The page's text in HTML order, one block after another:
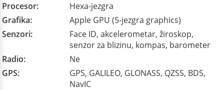
Procesor:
Hexa-jezgra
Grafika:
Apple GPU (5-jezgra graphics)
Senzori:
Face ID, akcelerometar, žiroskop,
senzor za blizinu, kompas, barometer
Radio:
Ne
GPS:
GPS, GALILEO, GLONASS, QZSS, BDS,
NavIC